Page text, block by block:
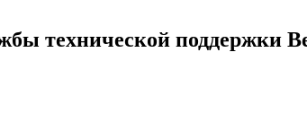
технической поддержки